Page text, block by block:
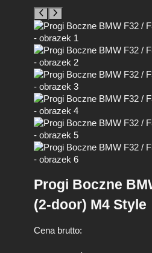
Progi Boczne
(2-door) M4 Style
Cena brutto: